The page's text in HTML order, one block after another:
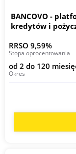
BANCOVO -
kredytów i
RRSO 9,59%
Stopa oprocentowania
od 2 do 120
Okres